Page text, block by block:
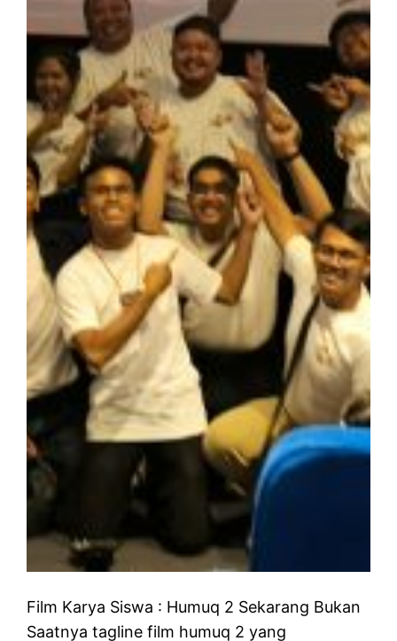
Film Karya Siswa : Humuq 2 Sekarang Bukan
Saatnya tagline film humuq 2 yang